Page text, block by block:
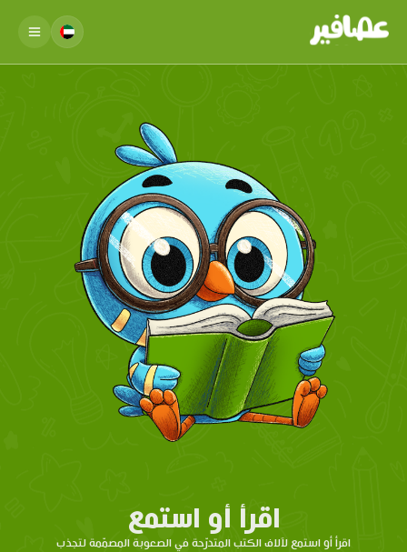
اقرأ أو استمع
اقرأ أو استمع لآلاف الكتب المتدرّحة في الصعوبة المصمّمة لتجذب